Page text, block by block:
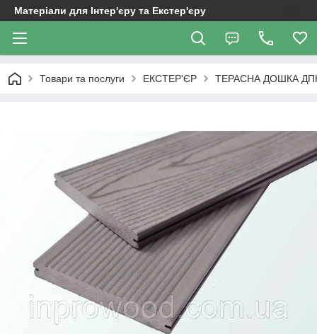
Матеріали для Інтер'єру та Екстер'єру
Товари та послуги ЕКСТЕР'ЄР ТЕРАСНА ДОШКА